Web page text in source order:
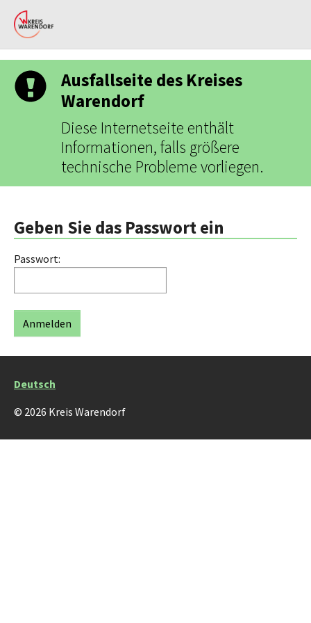
Skip to main content
Skip to page footer
Ausfallseite des Kreises
Warendorf
Diese Internetseite enthält
Informationen, falls größere
technische Probleme vorliegen.
Geben Sie das Passwort ein
Passwort:
Deutsch
© 2026 Kreis Warendorf